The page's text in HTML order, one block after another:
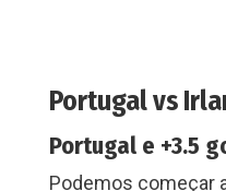
Portugal vs
Portugal e +3.5
Podemos começar